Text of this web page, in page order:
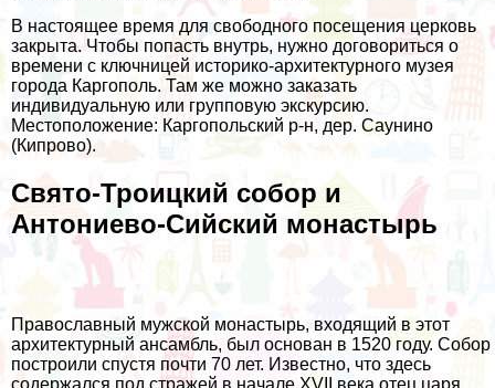
В настоящее время для свободного посещения церковь
закрыта. Чтобы попасть внутрь, нужно договориться о
времени с ключницей историко-архитектурного музея
города Каргополь. Там же можно заказать
индивидуальную или групповую экскурсию.
Местоположение: Каргопольский р-н, дер. Саунино
(Кипрово).
Свято-Троицкий собор и
Антониево-Сийский монастырь
Православный мужской монастырь, входящий в этот
архитектурный ансамбль, был основан в 1520 году. Собор
построили спустя почти 70 лет. Известно, что здесь